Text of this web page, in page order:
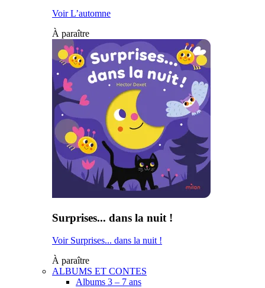
Voir L’automne
À paraître
Surprises... dans la nuit !
Voir Surprises... dans la nuit !
À paraître
ALBUMS ET CONTES
Albums 3 – 7 ans